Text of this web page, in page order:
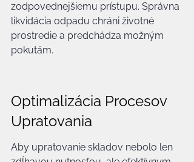
zodpovednejšiemu prístupu. Správna
likvidácia odpadu chráni životné
prostredie a predchádza možným
pokutám.
Optimalizácia Procesov
Upratovania
Aby upratovanie skladov nebolo len